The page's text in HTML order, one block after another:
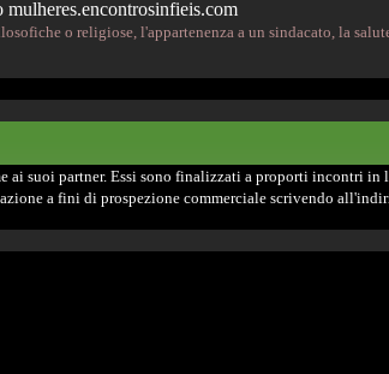
mulheres.encontrosinfieis.com
o religiose, l'appartenenza a un sindacato, la
suoi partner. Essi sono finalizzati a proporti incontri
a fini di prospezione commerciale scrivendo